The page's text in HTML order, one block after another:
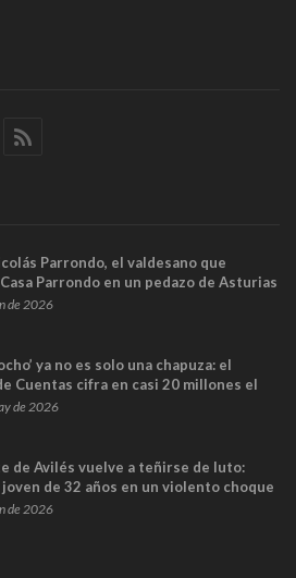
Parrondo, el valdesano que
Parrondo en un pedazo de Asturias
de 2026
ya no es solo una chapuza: el
Cuentas cifra en casi 20 millones el
de los trenes que no cabían por los
de 2026
de Avilés vuelve a teñirse de luto:
de 32 años en un violento choque
de 2026